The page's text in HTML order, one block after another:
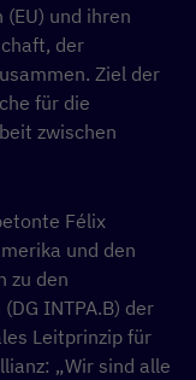
(EU) und ihren
der
Ziel der
für die
zwischen
Félix
und den
zu den
INTPA.B) der
Leitprinzip für
„Wir sind alle